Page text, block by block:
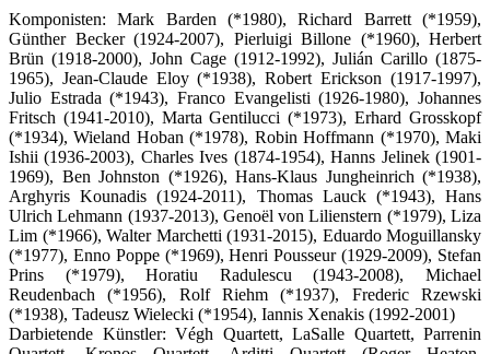
Komponisten: Mark Barden (*1980), Richard Barrett (*1959),
Günther Becker (1924-2007), Pierluigi Billone (*1960), Herbert
Brün (1918-2000), John Cage (1912-1992), Julián Carillo (1875-
1965), Jean-Claude Eloy (*1938), Robert Erickson (1917-1997),
Julio Estrada (*1943), Franco Evangelisti (1926-1980), Johannes
Fritsch (1941-2010), Marta Gentilucci (*1973), Erhard Grosskopf
(*1934), Wieland Hoban (*1978), Robin Hoffmann (*1970), Maki
Ishii (1936-2003), Charles Ives (1874-1954), Hanns Jelinek (1901-
1969), Ben Johnston (*1926), Hans-Klaus Jungheinrich (*1938),
Arghyris Kounadis (1924-2011), Thomas Lauck (*1943), Hans
Ulrich Lehmann (1937-2013), Genoël von Lilienstern (*1979), Liza
Lim (*1966), Walter Marchetti (1931-2015), Eduardo Moguillansky
(*1977), Enno Poppe (*1969), Henri Pousseur (1929-2009), Stefan
Prins (*1979), Horatiu Radulescu (1943-2008), Michael
Reudenbach (*1956), Rolf Riehm (*1937), Frederic Rzewski
(*1938), Tadeusz Wielecki (*1954), Iannis Xenakis (1992-2001)
Darbietende Künstler: Végh Quartett, LaSalle Quartett, Parrenin